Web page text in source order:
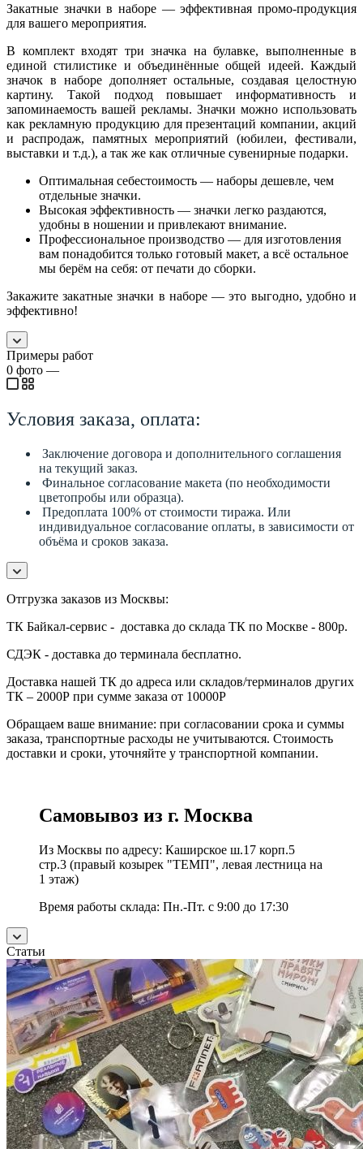
Закатные значки в наборе — эффективная промо-продукция
для вашего мероприятия.
В комплект входят три значка на булавке, выполненные в
единой стилистике и объединённые общей идеей. Каждый
значок в наборе дополняет остальные, создавая целостную
картину. Такой подход повышает информативность и
запоминаемость вашей рекламы. Значки можно использовать
как рекламную продукцию для презентаций компании, акций
и распродаж, памятных мероприятий (юбилеи, фестивали,
выставки и т.д.), а так же как отличные сувенирные подарки.
Оптимальная себестоимость — наборы дешевле, чем
отдельные значки.
Высокая эффективность — значки легко раздаются,
удобны в ношении и привлекают внимание.
Профессиональное производство — для изготовления
вам понадобится только готовый макет, а всё остальное
мы берём на себя: от печати до сборки.
Закажите закатные значки в наборе — это выгодно, удобно и
эффективно!
Примеры работ
0 фото —
Условия заказа, оплата:
Заключение договора и дополнительного соглашения
на текущий заказ.
Финальное согласование макета (по необходимости
цветопробы или образца).
Предоплата 100% от стоимости тиража. Или
индивидуальное согласование оплаты, в зависимости от
объёма и сроков заказа.
Отгрузка заказов из Москвы:
ТК Байкал-сервис - доставка до склада ТК по Москве - 800р.
СДЭК - доставка до терминала бесплатно.
Доставка нашей ТК до адреса или складов/терминалов других
ТК – 2000Р при сумме заказа от 10000Р
Обращаем ваше внимание: при согласовании срока и суммы
заказа, транспортные расходы не учитываются. Стоимость
доставки и сроки, уточняйте у транспортной компании.
Самовывоз из г. Москва
Из Москвы по адресу: Каширское ш.17 корп.5
стр.3 (правый козырек "ТЕМП", левая лестница на
1 этаж)
Время работы склада: Пн.-Пт. с 9:00 до 17:30
Статьи